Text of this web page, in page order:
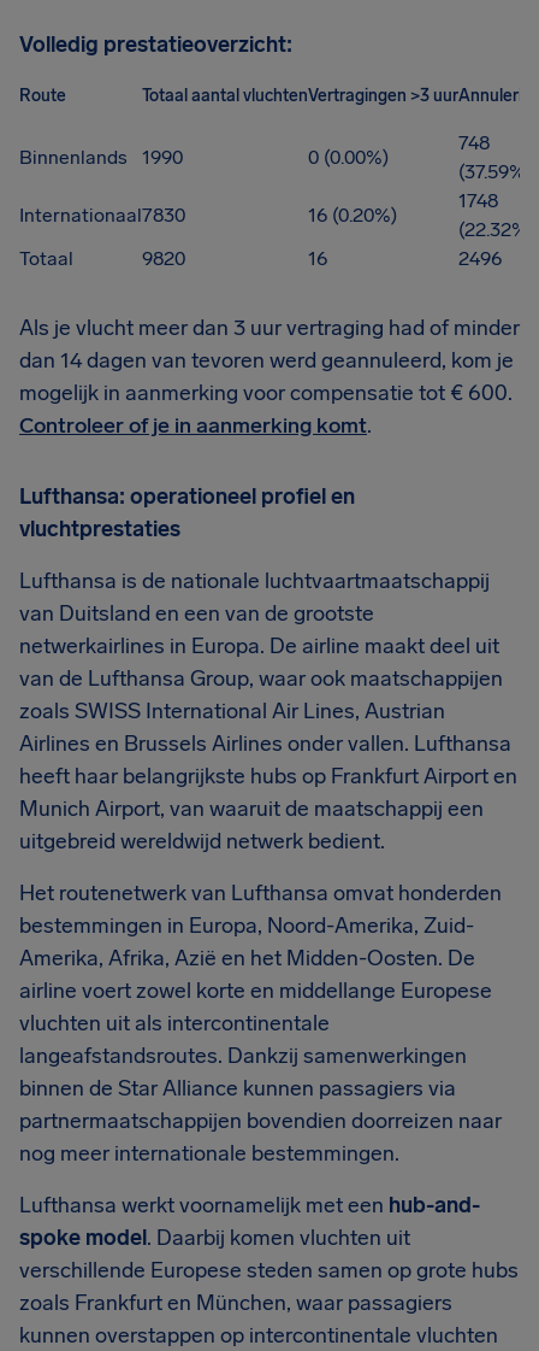
Volledig prestatieoverzicht:
Route Totaal aantal vluchtenVertragingen >3 uur
Binnenlands 1990 0 (0.00%)
748
(37.59%)
Internationaal7830 16 (0.20%)
1748
(22.32%)
Totaal
9820 16 2496
Als je vlucht meer dan 3 uur vertraging had of minder
dan 14 dagen van tevoren werd geannuleerd, kom je
mogelijk in aanmerking voor compensatie tot € 600.
Controleer of je in aanmerking komt.
Lufthansa: operationeel profiel en
vluchtprestaties
Lufthansa is de nationale luchtvaartmaatschappij
van Duitsland en een van de grootste
netwerkairlines in Europa. De airline maakt deel uit
van de Lufthansa Group, waar ook maatschappijen
zoals SWISS International Air Lines, Austrian
Airlines en Brussels Airlines onder vallen. Lufthansa
heeft haar belangrijkste hubs op Frankfurt Airport en
Munich Airport, van waaruit de maatschappij een
uitgebreid wereldwijd netwerk bedient.
Het routenetwerk van Lufthansa omvat honderden
bestemmingen in Europa, Noord-Amerika, Zuid-
Amerika, Afrika, Azië en het Midden-Oosten. De
airline voert zowel korte en middellange Europese
vluchten uit als intercontinentale
langeafstandsroutes. Dankzij samenwerkingen
binnen de Star Alliance kunnen passagiers via
partnermaatschappijen bovendien doorreizen naar
nog meer internationale bestemmingen.
Lufthansa werkt voornamelijk met een hub-and-
spoke model. Daarbij komen vluchten uit
verschillende Europese steden samen op grote hubs
zoals Frankfurt en München, waar passagiers
kunnen overstappen op intercontinentale vluchten